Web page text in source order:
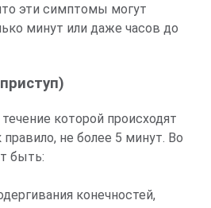
эти симптомы могут
минут или даже часов до
которой происходят
правило, не более 5 минут. Во
быть:
конечностей,